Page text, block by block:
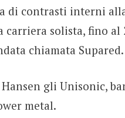
di contrasti interni
carriera solista, fino
chiamata Supared.
gli Unisonic,
metal.